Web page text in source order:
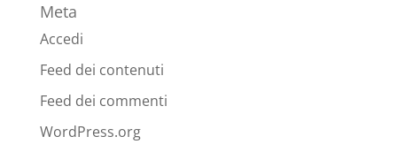
Meta
Accedi
Feed dei contenuti
Feed dei commenti
WordPress.org